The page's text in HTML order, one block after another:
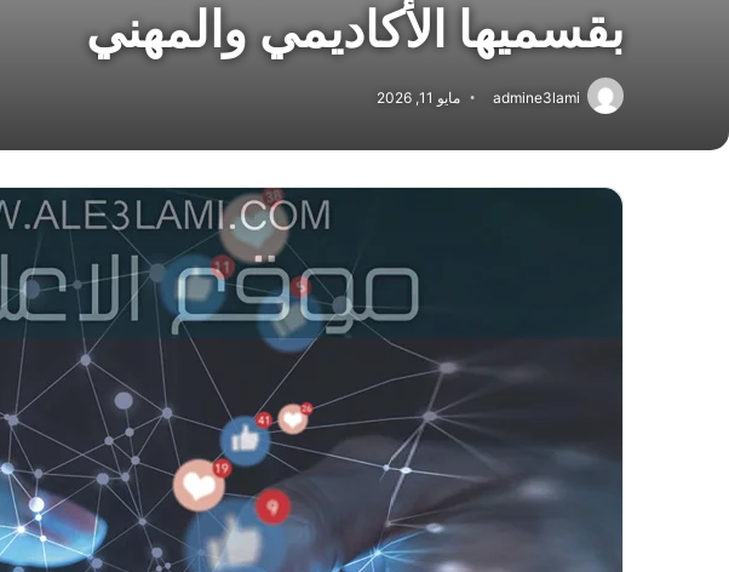
بقسميها الأكاديمي والمهني
admine3lami مايو 11, 2026